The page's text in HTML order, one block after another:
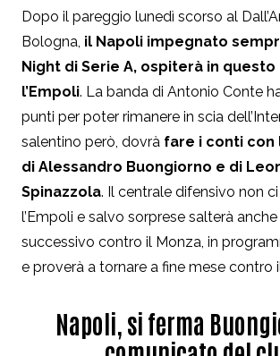
Dopo il pareggio lunedì scorso al
Bologna, il Napoli impegnato
Night di Serie A, ospiterà in questo
l’Empoli. La banda di Antonio Conte
punti per poter rimanere in scia
salentino però, dovrà fare i conti con
di Alessandro Buongiorno e di
Spinazzola. Il centrale difensivo non
l’Empoli e salvo sorprese salterà
successivo contro il Monza, in
e proverà a tornare a fine mese contro
Napoli, si ferma